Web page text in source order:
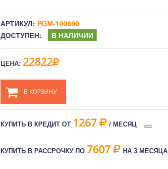
АРТИКУЛ: PGM-100890
ДОСТУПЕН:
В НАЛИЧИИ
ЦЕНА: 22822
В КОРЗИНУ
КУПИТЬ В КРЕДИТ ОТ 1267 / МЕСЯЦ
КУПИТЬ В РАССРОЧКУ ПО 7607 НА 3 МЕСЯЦА